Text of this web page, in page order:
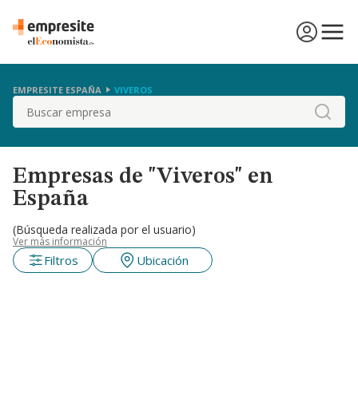
EMPRESITE ESPAÑA VIVEROS
Buscar
Empresas de "Viveros" en
España
(Búsqueda realizada por el usuario)
Ver más información
Filtros Ubicación